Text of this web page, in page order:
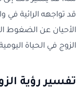
قد تواجهه الرائية
الأحيان عن الضغوط
الزوج في الحياة
تفسير رؤية